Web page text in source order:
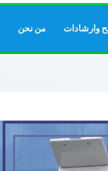
وارشادات من نحن